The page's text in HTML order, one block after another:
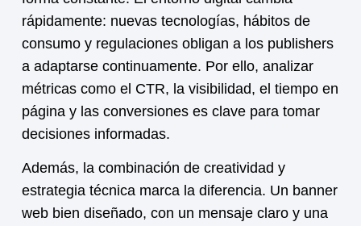
rápidamente: nuevas tecnologías, hábitos de
consumo y regulaciones obligan a los publishers
a adaptarse continuamente. Por ello, analizar
métricas como el CTR, la visibilidad, el tiempo en
página y las conversiones es clave para tomar
decisiones informadas.
Además, la combinación de creatividad y
estrategia técnica marca la diferencia. Un banner
web bien diseñado, con un mensaje claro y una